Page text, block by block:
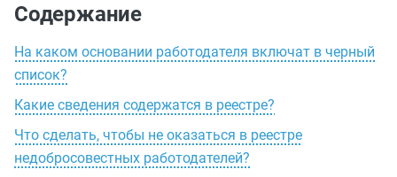
Содержание
На каком основании работодателя включат в черный
список?
Какие сведения содержатся в реестре?
Что сделать, чтобы не оказаться в реестре
недобросовестных работодателей?